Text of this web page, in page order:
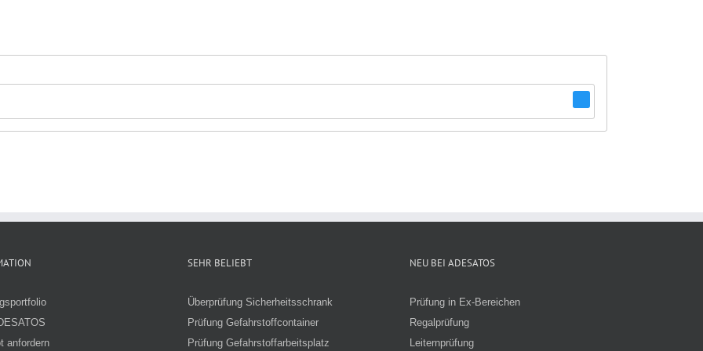
anfordern
SEHR BELIEBT
Überprüfung Sicherheitsschrank
Prüfung Gefahrstoffcontainer
Prüfung Gefahrstoffarbeitsplatz
NEU BEI ADESATOS
Prüfung in Ex-Bereichen
Regalprüfung
Leiternprüfung